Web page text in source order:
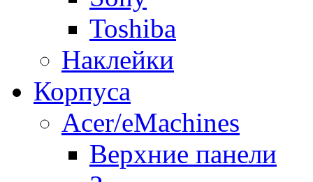
Toshiba
Наклейки
Корпуса
Acer/eMachines
Верхние панели